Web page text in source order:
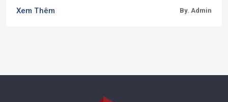
Xem Thêm By. Admin